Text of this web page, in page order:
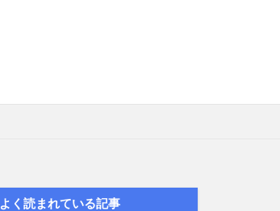
よく読まれている記事